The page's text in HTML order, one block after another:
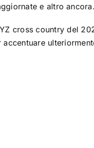
e altro ancora.
cross country del